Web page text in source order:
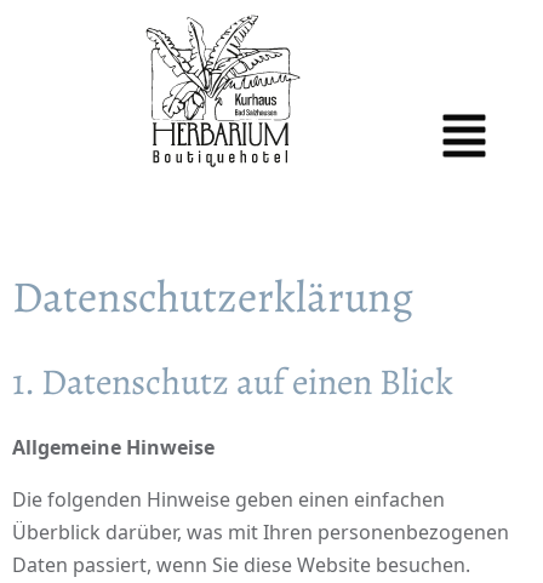
Datenschutz­erklärung
1. Datenschutz auf einen Blick
Allgemeine Hinweise
Die folgenden Hinweise geben einen einfachen
Überblick darüber, was mit Ihren personenbezogenen
Daten passiert, wenn Sie diese Website besuchen.